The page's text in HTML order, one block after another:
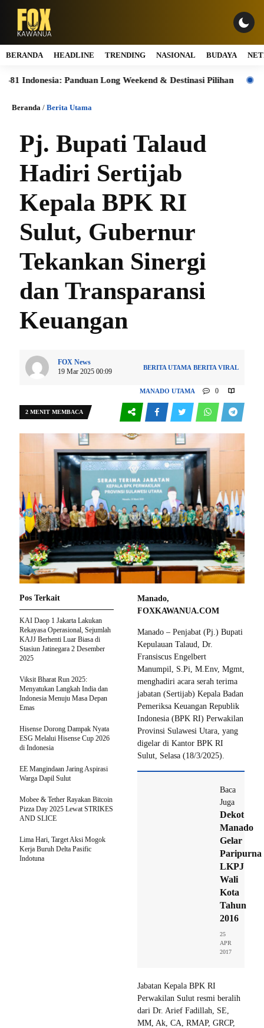
BERANDA HEADLINE TRENDING NASIONAL BUDAYA
Panduan Long Weekend & Destinasi Pilihan Merdeka
Beranda / Berita Utama
Pj. Bupati Talaud
Hadiri Sertijab
Kepala BPK RI
Sulut, Gubernur
Tekankan Sinergi
dan Transparansi
Keuangan
FOX News
19 Mar 2025 00:09
BERITA UTAMA BERITA VIRAL
MANADO UTAMA 0
273
2 MENIT MEMBACA
Manado,
FOXKAWANUA.COM
Manado – Penjabat (Pj.) Bupati
Kepulauan Talaud, Dr.
Fransiscus Engelbert
Manumpil, S.Pi, M.Env, Mgmt,
menghadiri acara serah terima
jabatan (Sertijab) Kepala Badan
Pemeriksa Keuangan Republik
Indonesia (BPK RI) Perwakilan
Provinsi Sulawesi Utara, yang
digelar di Kantor BPK RI
Sulut, Selasa (18/3/2025).
Baca
Juga
Dekot
Manado
Gelar
Paripurna
LKPJ
Wali
Kota
Tahun
2016
25
APR
2017
Jabatan Kepala BPK RI
Perwakilan Sulut resmi beralih
dari Dr. Arief Fadillah, SE,
MM, Ak, CA, RMAP, GRCP,
Pos Terkait
KAI Daop 1 Jakarta Lakukan
Rekayasa Operasional, Sejumlah
KAJJ Berhenti Luar Biasa di
Stasiun Jatinegara 2 Desember
2025
Viksit Bharat Run 2025:
Menyatukan Langkah India dan
Indonesia Menuju Masa Depan
Emas
Hisense Dorong Dampak Nyata
ESG Melalui Hisense Cup 2026
di Indonesia
EE Mangindaan Jaring Aspirasi
Warga Dapil Sulut
Mobee & Tether Rayakan Bitcoin
Pizza Day 2025 Lewat STRIKES
AND SLICE
Lima Hari, Target Aksi Mogok
Kerja Buruh Delta Pasific
Indotuna